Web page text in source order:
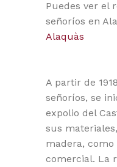
Puedes ver el
señoríos en
Alaquàs
A partir de
señoríos, se
expolio del
sus
madera,
comercial. La